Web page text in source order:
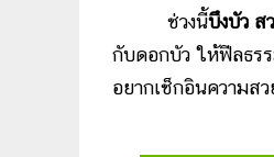
ช่วงนี้บึงบัว ส
กับดอกบัว ให้ฟีลธร
อยากเช็กอินความส